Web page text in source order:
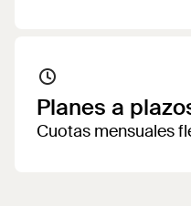
Planes a
Cuotas mensuales